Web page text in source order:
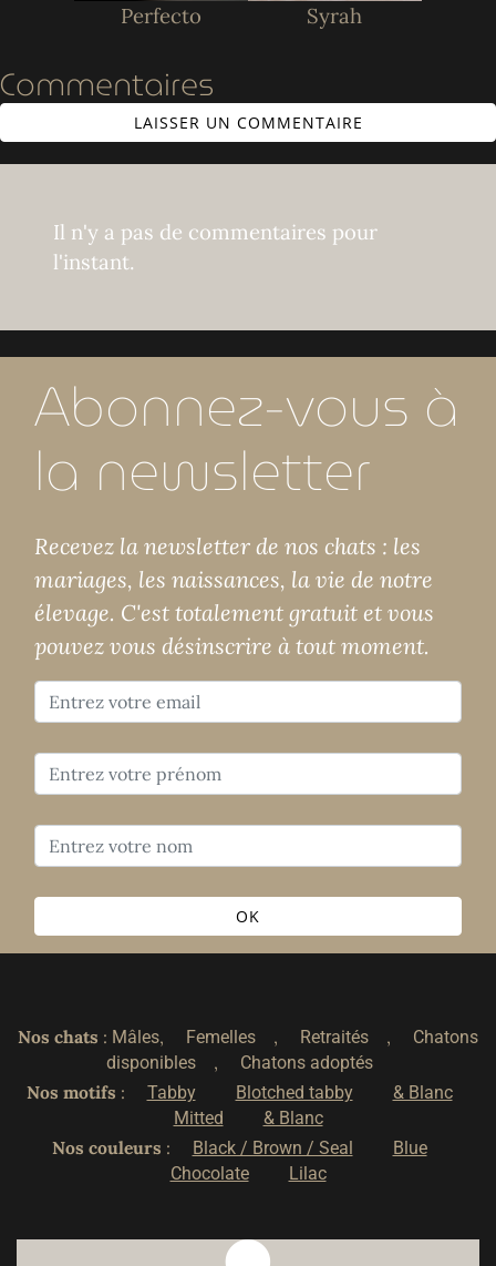
Perfecto Syrah
Commentaires
LAISSER UN COMMENTAIRE
Il n'y a pas de commentaires pour
l'instant.
Abonnez-vous à
la newsletter
Recevez la newsletter de nos chats : les
mariages, les naissances, la vie de notre
élevage. C'est totalement gratuit et vous
pouvez vous désinscrire à tout moment.
OK
Nos chats : Mâles, Femelles , Retraités ,
Chatons
disponibles
, Chatons adoptés
Nos motifs : Tabby Blotched tabby
& Blanc
Mitted
& Blanc
Nos couleurs : Black / Brown / Seal
Blue
Chocolate
Lilac